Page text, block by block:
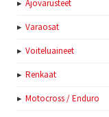
Ajovarusteet
Varaosat
Voiteluaineet
Renkaat
Motocross / Enduro